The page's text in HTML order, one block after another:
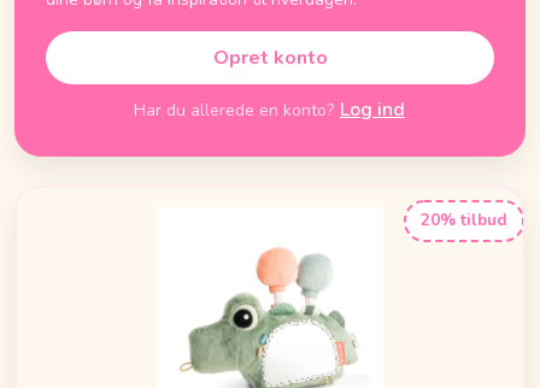
Opret konto
Har du allerede en konto? Log ind
20% tilbud